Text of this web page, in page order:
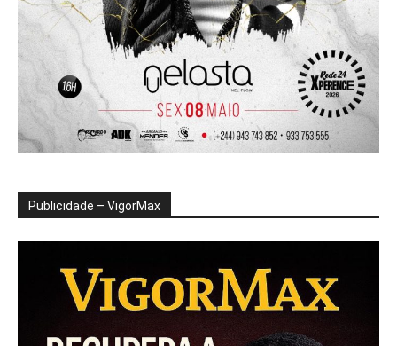
Publicidade – VigorMax